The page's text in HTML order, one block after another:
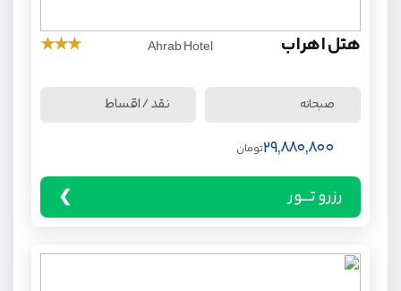
هتل اهراب Ahrab Hotel
★
★
★
صبحانه نقد / اقساط
29,880,800تومان
رزرو تـــور